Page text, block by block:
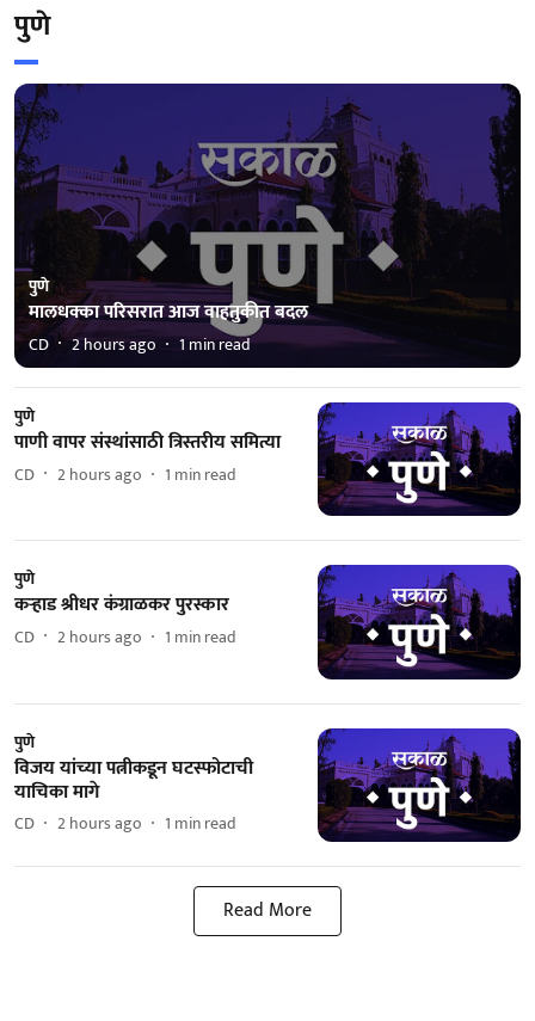
पुणे
पुणे
मालधक्का परिसरात आज वाहतुकीत बदल
CD 2 hours ago 1min read
पुणे
पाणी वापर संस्थांसाठी त्रिस्तरीय समित्या
CD 2 hours ago 1 min read
पुणे
कऱ्हाड श्रीधर कंग्राळकर पुरस्कार
CD 2 hours ago 1 min read
पुणे
विजय यांच्‍या पत्नीकडून घटस्फोटाची
याचिका मागे
CD 2 hours ago 1 min read
Read More